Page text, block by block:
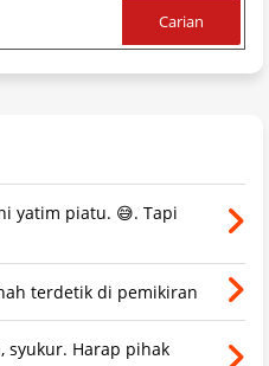
yatim piatu. 😅. Tapi
terdetik di pemikiran
syukur. Harap pihak